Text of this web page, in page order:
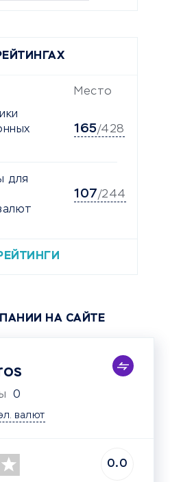
Место
165/428
для
107/244
НА САЙТЕ
0
валют
0.0